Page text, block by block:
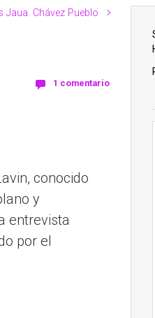
Jaua. Chávez Pueblo
1 comentario
conocido
y
entrevista
por el